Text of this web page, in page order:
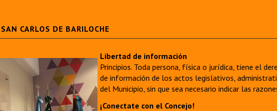
CARLOS DE BARILOCHE
Libertad de información
Principios. Toda persona, física o jurídica, tiene el
de información de los actos legislativos,
del Municipio, sin que sea necesario indicar las
¡Conectate con el Concejo!